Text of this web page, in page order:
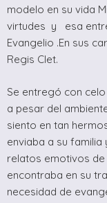
modelo en su vida
virtudes y esa
Evangelio .En sus
Regis Clet.
Se entregó con
a pesar del
siento en tan
enviaba a su
relatos emotivos
encontraba en su
necesidad de